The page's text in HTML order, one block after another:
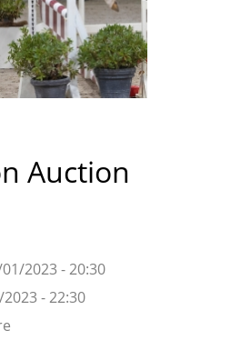
Auction
2023 - 20:30
- 22:30